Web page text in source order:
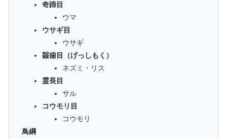
奇蹄目
ウマ
ウサギ目
ウサギ
齧歯目（げっしもく）
ネズミ・リス
霊長目
サル
コウモリ目
コウモリ
鳥綱